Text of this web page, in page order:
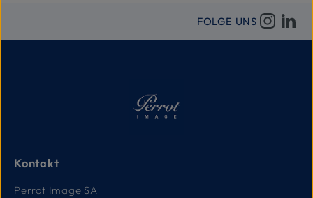
FOLGE UNS
Kontakt
Perrot Image SA